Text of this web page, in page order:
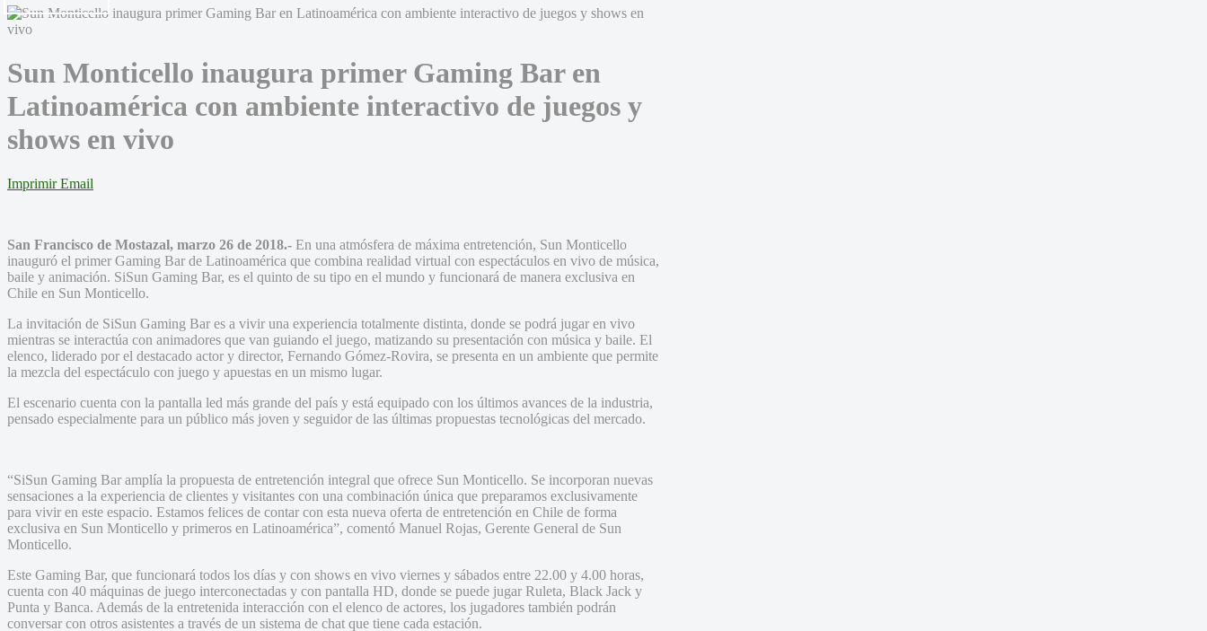
Sun Monticello inaugura primer Gaming Bar en
Latinoamérica con ambiente interactivo de juegos y
shows en vivo
Imprimir Email
San Francisco de Mostazal, marzo 26 de 2018.- En una atmósfera de máxima entretención, Sun Monticello
inauguró el primer Gaming Bar de Latinoamérica que combina realidad virtual con espectáculos en vivo de música,
baile y animación. SiSun Gaming Bar, es el quinto de su tipo en el mundo y funcionará de manera exclusiva en
Chile en Sun Monticello.
La invitación de SiSun Gaming Bar es a vivir una experiencia totalmente distinta, donde se podrá jugar en vivo
mientras se interactúa con animadores que van guiando el juego, matizando su presentación con música y baile. El
elenco, liderado por el destacado actor y director, Fernando Gómez-Rovira, se presenta en un ambiente que permite
la mezcla del espectáculo con juego y apuestas en un mismo lugar.
El escenario cuenta con la pantalla led más grande del país y está equipado con los últimos avances de la industria,
pensado especialmente para un público más joven y seguidor de las últimas propuestas tecnológicas del mercado.
“SiSun Gaming Bar amplía la propuesta de entretención integral que ofrece Sun Monticello. Se incorporan nuevas
sensaciones a la experiencia de clientes y visitantes con una combinación única que preparamos exclusivamente
para vivir en este espacio. Estamos felices de contar con esta nueva oferta de entretención en Chile de forma
exclusiva en Sun Monticello y primeros en Latinoamérica”, comentó Manuel Rojas, Gerente General de Sun
Monticello.
Este Gaming Bar, que funcionará todos los días y con shows en vivo viernes y sábados entre 22.00 y 4.00 horas,
cuenta con 40 máquinas de juego interconectadas y con pantalla HD, donde se puede jugar Ruleta, Black Jack y
Punta y Banca. Además de la entretenida interacción con el elenco de actores, los jugadores también podrán
conversar con otros asistentes a través de un sistema de chat que tiene cada estación.